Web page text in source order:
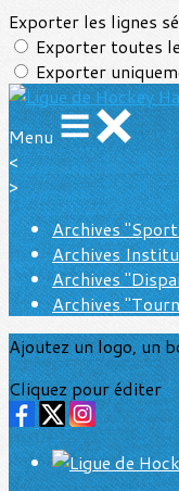
Exporter les lignes
Exporter toutes
Exporter
Menu
<
>
Archives
Archives
Archives
Archives
Ajoutez un logo, un
Cliquez pour éditer